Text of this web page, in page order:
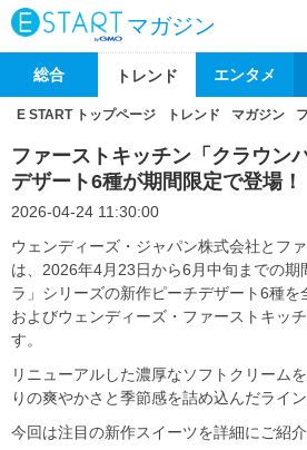
マガジン
総合 トレンド エンタメ
E START トップページ トレンド マガジン
ファーストキッチン「クラウン
デザート6種が期間限定で登場！
2026-04-24 11:30:00
ウェンディーズ・ジャパン株式会社とフ
は、2026年4月23日から6月中旬までの期
ラ」シリーズの新作ピーチデザート6種
およびウェンディーズ・ファーストキッ
す。
リニューアルした濃厚なソフトクリーム
りの爽やかさと季節感を詰め込んだライン
今回は注目の新作スイーツを詳細にご紹介